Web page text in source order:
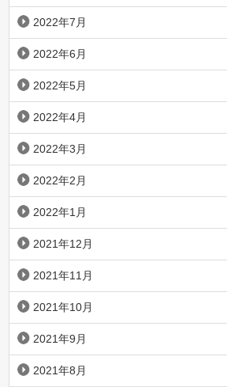
2022年7月
2022年6月
2022年5月
2022年4月
2022年3月
2022年2月
2022年1月
2021年12月
2021年11月
2021年10月
2021年9月
2021年8月